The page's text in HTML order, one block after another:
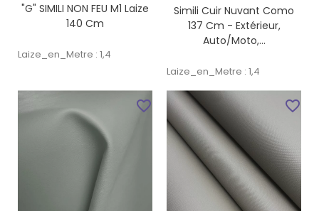
"G" SIMILI NON FEU M1 Laize
140 Cm
Laize_en_Metre : 1,4
Simili Cuir Nuvant Como
137 Cm - Extérieur,
Auto/moto,...
Laize_en_Metre : 1,4
favorite_border favorite_border